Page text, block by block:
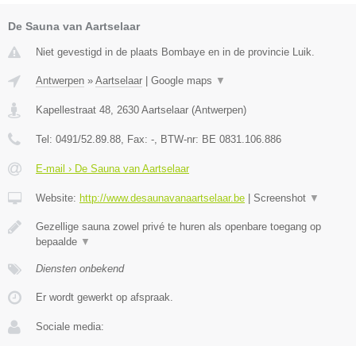
De Sauna van Aartselaar
Niet gevestigd in de plaats Bombaye en in de provincie Luik.
Antwerpen » Aartselaar Google maps ▼
Kapellestraat 48, 2630 Aartselaar (Antwerpen)
Tel: 0491/52.89.88, Fax: -, BTW-nr: BE 0831.106.886
E-mail › De Sauna van Aartselaar
Website: http://www.desaunavanaartselaar.be Screenshot ▼
Gezellige sauna zowel privé te huren als openbare toegang op
bepaalde ▼
Diensten onbekend
Er wordt gewerkt op afspraak.
Sociale media: